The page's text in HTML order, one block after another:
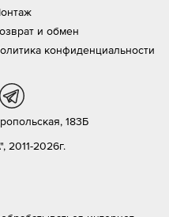
и обмен
конфиденциальности
2026г.
183Б